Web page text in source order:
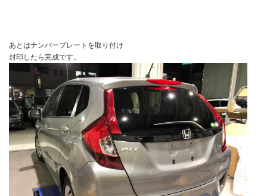
あとはナンバープレートを取り付け
封印したら完成です。